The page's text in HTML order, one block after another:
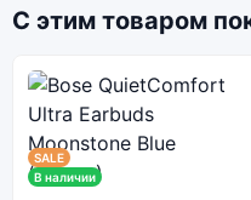
С этим товаром
SALE
В наличии